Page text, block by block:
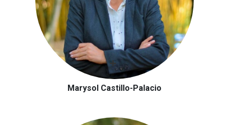
Marysol Castillo-Palacio